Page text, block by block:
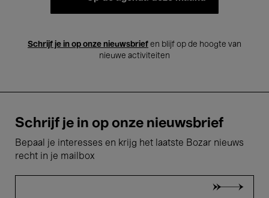
Schrijf je in op onze nieuwsbrief en blijf op de hoogte van
nieuwe activiteiten
Schrijf je in op onze nieuwsbrief
Bepaal je interesses en krijg het laatste Bozar nieuws
recht in je mailbox